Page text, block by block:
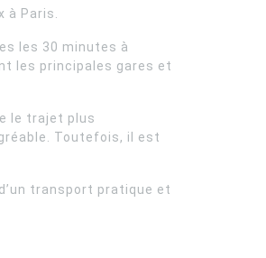
Paris.
les 30 minutes à
les principales gares et
le trajet plus
Toutefois, il est
transport pratique et